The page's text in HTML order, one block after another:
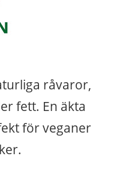
råvaror,
fett. En äkta
för veganer